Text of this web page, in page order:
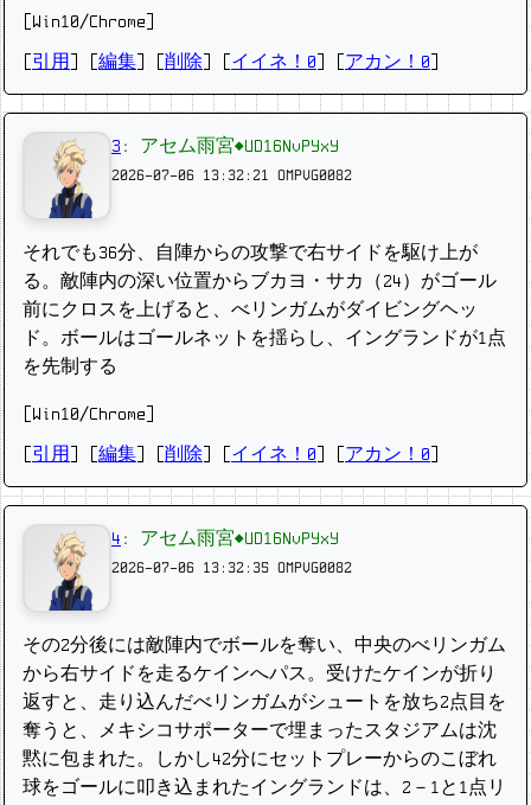
[Win10/Chrome]
引用 編集 削除 イイネ！0 アカン！0
3 : アセム雨宮◆UD16NvPYxY
2026-07-06 13:32:21 OMPVG0082
それでも36分、自陣からの攻撃で右サイドを駆け上が
る。敵陣内の深い位置からブカヨ・サカ（24）がゴール
前にクロスを上げると、べリンガムがダイビングヘッ
ド。ボールはゴールネットを揺らし、イングランドが1点
を先制する
[Win10/Chrome]
引用 編集 削除 イイネ！0 アカン！0
4 : アセム雨宮◆UD16NvPYxY
2026-07-06 13:32:35 OMPVG0082
その2分後には敵陣内でボールを奪い、中央のべリンガム
から右サイドを走るケインへパス。受けたケインが折り
返すと、走り込んだべリンガムがシュートを放ち2点目を
奪うと、メキシコサポーターで埋まったスタジアムは沈
黙に包まれた。しかし42分にセットプレーからのこぼれ
球をゴールに叩き込まれたイングランドは、2－1と1点リ